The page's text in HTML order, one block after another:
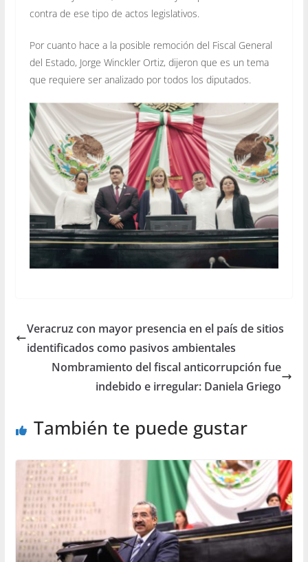
contra de ese tipo de actos legislativos.
Por cuanto hace a la posible remoción del Fiscal General
del Estado, Jorge Winckler Ortiz, dijeron que es un tema
que requiere ser analizado por todos los diputados.
Veracruz con mayor presencia en el país de sitios
identificados como pasivos ambientales
Nombramiento del fiscal anticorrupción fue
indebido e irregular: Daniela Griego
También te puede gustar